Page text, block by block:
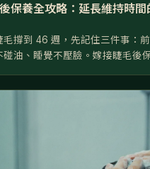
保養全攻略：延長維持時
毛撐到 46 週，先記住三件事：
碰油、睡覺不壓臉。嫁接睫毛後